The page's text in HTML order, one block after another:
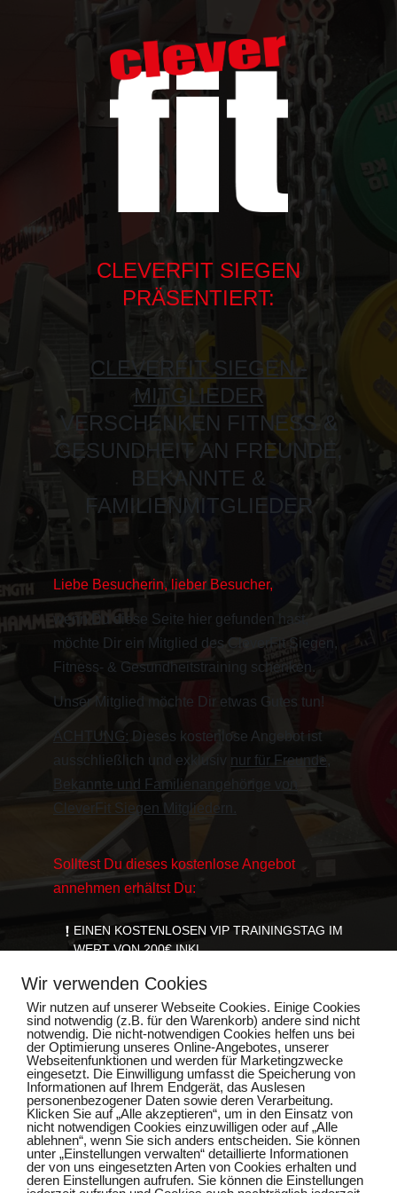
CLEVERFIT SIEGEN
PRÄSENTIERT:
CLEVERFIT SIEGEN -
MITGLIEDER
VERSCHENKEN FITNESS &
GESUNDHEIT AN FREUNDE,
BEKANNTE &
FAMILIENMITGLIEDER
Liebe Besucherin, lieber Besucher,
wenn Du diese Seite hier gefunden hast,
möchte Dir ein Mitglied des CleverFit Siegen,
Fitness- & Gesundheitstraining schenken.
Unser Mitglied möchte Dir etwas Gutes tun!
ACHTUNG: Dieses kostenlose Angebot ist
ausschließlich und exklusiv nur für Freunde,
Bekannte und Familienangehörige von
CleverFit Siegen Mitgliedern.
Solltest Du dieses kostenlose Angebot
annehmen erhältst Du:
EINEN KOSTENLOSEN VIP TRAININGSTAG IM
WERT VON 200€ INKL.
EINER AUSFÜHRLICHEN
GERÄTEEINWEISUNG
EINE GUTSCHRIFT IN HÖHE VON 20€
EINEM INDIVIDUELLEN TRAININGSPLAN
HIER KLICKEN & GESCHENK
KOSTENLOS SICHERN
Wir verwenden Cookies
Wir nutzen auf unserer Webseite Cookies. Einige Cookies
sind notwendig (z.B. für den Warenkorb) andere sind nicht
notwendig. Die nicht-notwendigen Cookies helfen uns bei
der Optimierung unseres Online-Angebotes, unserer
Webseitenfunktionen und werden für Marketingzwecke
eingesetzt. Die Einwilligung umfasst die Speicherung von
Informationen auf Ihrem Endgerät, das Auslesen
personenbezogener Daten sowie deren Verarbeitung.
Klicken Sie auf „Alle akzeptieren“, um in den Einsatz von
nicht notwendigen Cookies einzuwilligen oder auf „Alle
ablehnen“, wenn Sie sich anders entscheiden. Sie können
unter „Einstellungen verwalten“ detaillierte Informationen
der von uns eingesetzten Arten von Cookies erhalten und
deren Einstellungen aufrufen. Sie können die Einstellungen